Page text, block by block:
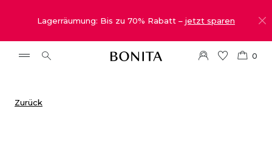
Lagerräumung: Bis zu 70% Rabatt – jetzt sparen
0
Zurück